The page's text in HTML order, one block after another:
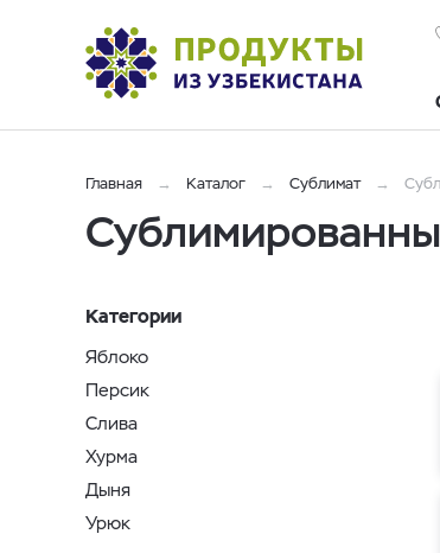
Главная Каталог Сублимат
Категории
Яблоко
Персик
Слива
Хурма
Дыня
Урюк